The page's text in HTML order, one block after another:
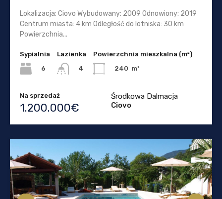
Lokalizacja: Ciovo Wybudowany: 2009 Odnowiony: 2019
Centrum miasta: 4 km Odległość do lotniska: 30 km
Powierzchnia...
Sypialnia
6
Lazienka
4
Powierzchnia mieszkalna (m²)
240 m²
Na sprzedaż
1.200.000€
Środkowa Dalmacja
Ciovo